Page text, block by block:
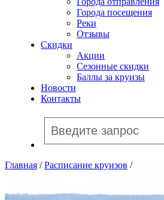
Города посещения
Реки
Отзывы
Скидки
Акции
Сезонные скидки
Баллы за круизы
Новости
Контакты
Главная /Расписание круизов /